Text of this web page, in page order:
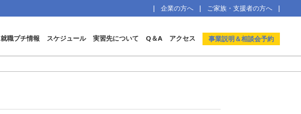
企業の方へ ご家族・支援者の方へ
就職プチ情報 スケジュール 実習先について Q＆A アクセス 事業説明＆相談会予約